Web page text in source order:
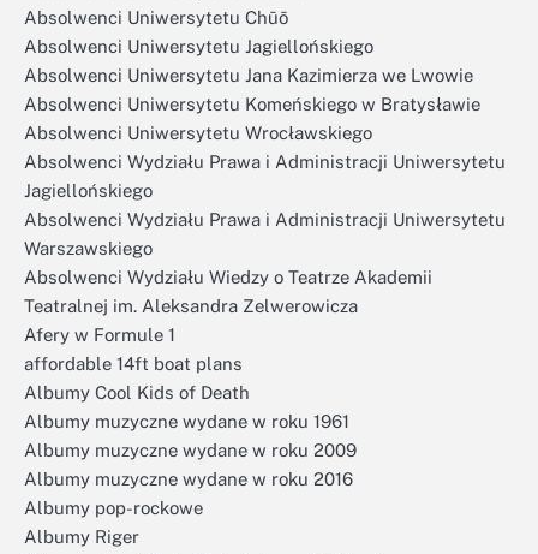
Absolwenci Uniwersytetu Chūō
Absolwenci Uniwersytetu Jagiellońskiego
Absolwenci Uniwersytetu Jana Kazimierza we Lwowie
Absolwenci Uniwersytetu Komeńskiego w Bratysławie
Absolwenci Uniwersytetu Wrocławskiego
Absolwenci Wydziału Prawa i Administracji Uniwersytetu
Jagiellońskiego
Absolwenci Wydziału Prawa i Administracji Uniwersytetu
Warszawskiego
Absolwenci Wydziału Wiedzy o Teatrze Akademii
Teatralnej im. Aleksandra Zelwerowicza
Afery w Formule 1
affordable 14ft boat plans
Albumy Cool Kids of Death
Albumy muzyczne wydane w roku 1961
Albumy muzyczne wydane w roku 2009
Albumy muzyczne wydane w roku 2016
Albumy pop-rockowe
Albumy Riger